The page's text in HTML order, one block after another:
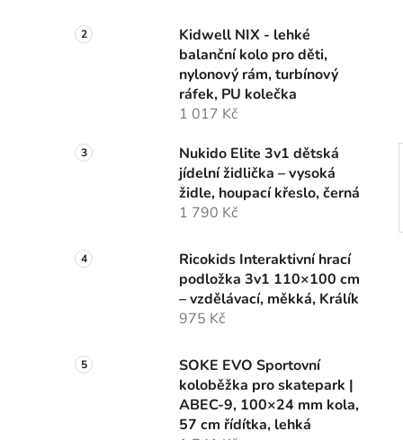
n
e
Kidwell NIX - lehké
balanční kolo pro děti,
nylonový rám, turbínový
ráfek, PU kolečka
1 017 Kč
Nukido Elite 3v1 dětská
jídelní židlička – vysoká
židle, houpací křeslo, černá
1 790 Kč
Ricokids Interaktivní hrací
podložka 3v1 110×100 cm
– vzdělávací, měkká, Králík
975 Kč
SOKE EVO Sportovní
koloběžka pro skatepark |
ABEC-9, 100×24 mm kola,
57 cm řídítka, lehká